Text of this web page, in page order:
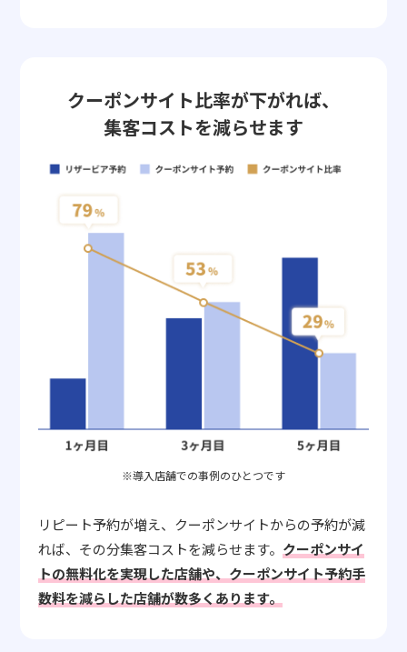
クーポンサイト比率が下がれば、
集客コストを減らせます
※導入店舗での事例のひとつです
リピート予約が増え、クーポンサイトからの予約が減
れば、その分集客コストを減らせます。 クーポンサイ
トの無料化を実現した店舗や、クーポンサイト予約手
数料を減らした店舗が数多くあります。